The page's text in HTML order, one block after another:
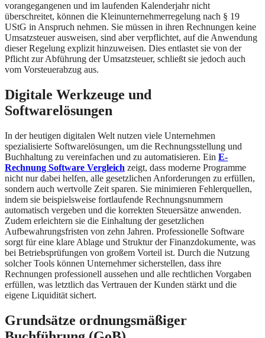
vorangegangenen und im laufenden Kalenderjahr nicht
überschreitet, können die Kleinunternehmerregelung nach § 19
UStG in Anspruch nehmen. Sie müssen in ihren Rechnungen keine
Umsatzsteuer ausweisen, sind aber verpflichtet, auf die Anwendung
dieser Regelung explizit hinzuweisen. Dies entlastet sie von der
Pflicht zur Abführung der Umsatzsteuer, schließt sie jedoch auch
vom Vorsteuerabzug aus.
Digitale Werkzeuge und
Softwarelösungen
In der heutigen digitalen Welt nutzen viele Unternehmen
spezialisierte Softwarelösungen, um die Rechnungsstellung und
Buchhaltung zu vereinfachen und zu automatisieren. Ein E-
Rechnung Software Vergleich zeigt, dass moderne Programme
nicht nur dabei helfen, alle gesetzlichen Anforderungen zu erfüllen,
sondern auch wertvolle Zeit sparen. Sie minimieren Fehlerquellen,
indem sie beispielsweise fortlaufende Rechnungsnummern
automatisch vergeben und die korrekten Steuersätze anwenden.
Zudem erleichtern sie die Einhaltung der gesetzlichen
Aufbewahrungsfristen von zehn Jahren. Professionelle Software
sorgt für eine klare Ablage und Struktur der Finanzdokumente, was
bei Betriebsprüfungen von großem Vorteil ist. Durch die Nutzung
solcher Tools können Unternehmer sicherstellen, dass ihre
Rechnungen professionell aussehen und alle rechtlichen Vorgaben
erfüllen, was letztlich das Vertrauen der Kunden stärkt und die
eigene Liquidität sichert.
Grundsätze ordnungsmäßiger